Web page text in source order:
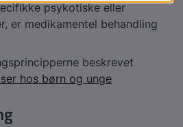
psykotiske eller
er medikamentel behandling
beskrevet
hos børn og unge